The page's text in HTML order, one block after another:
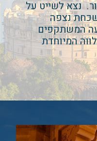
נצא לשייט על
נצפה
המשתקפים
המיוחדת